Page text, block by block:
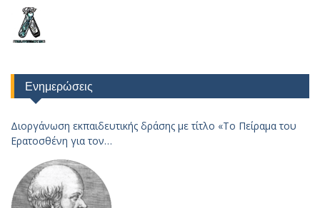
Ενημερώσεις
Διοργάνωση εκπαιδευτικής δράσης με τίτλο «Το Πείραμα του
Ερατοσθένη για τον